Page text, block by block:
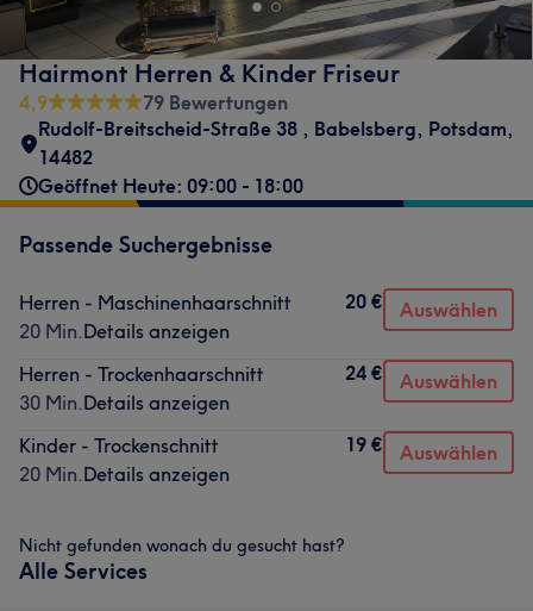
Hairmont Herren & Kinder Friseur
4,9
79 Bewertungen
Rudolf-Breitscheid-Straße 38 , Babelsberg, Potsdam,
14482
Geöffnet Heute: 09:00 - 18:00
Passende Suchergebnisse
Herren - Maschinenhaarschnitt
20 Min.Details anzeigen
20 € Auswählen
Herren - Trockenhaarschnitt
30 Min.Details anzeigen
24 € Auswählen
Kinder - Trockenschnitt
20 Min.Details anzeigen
19 € Auswählen
Nicht gefunden wonach du gesucht hast?
Alle Services